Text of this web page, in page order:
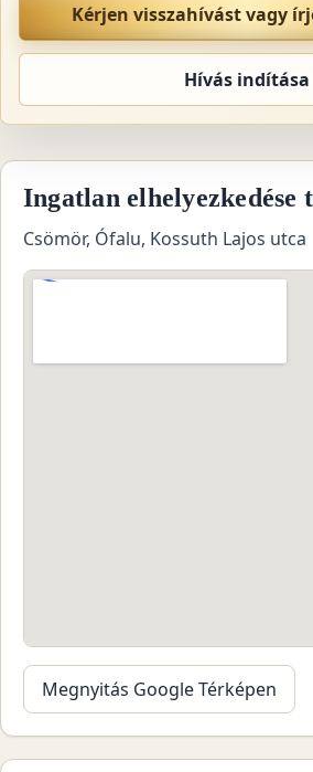
Kérjen visszahívást vagy
Hívás indítása
Ingatlan elhelyezkedése
Csömör, Ófalu, Kossuth Lajos utca
Megnyitás Google Térképen